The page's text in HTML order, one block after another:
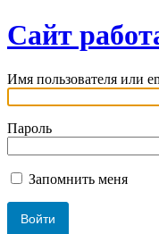
Сайт
Имя пользователя или
Пароль
Запомнить меня